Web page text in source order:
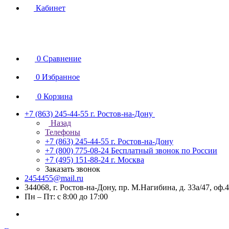
Кабинет
0 Сравнение
0 Избранное
0 Корзина
+7 (863) 245-44-55 г. Ростов-на-Дону
Назад
Телефоны
+7 (863) 245-44-55 г. Ростов-на-Дону
+7 (800) 775-08-24 Бесплатный звонок по России
+7 (495) 151-88-24 г. Москва
Заказать звонок
2454455@mail.ru
344068, г. Ростов-на-Дону, пр. М.Нагибина, д. 33а/47,
Пн – Пт: с 8:00 до 17:00